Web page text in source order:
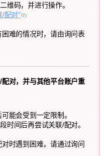
维码，并进行操作。
配对”
难的情况时，请由询问表
对，并与其他平台账户重
能会受到一定限制。
时间后再尝试关联/配对。
时遇到困难，请通过询问